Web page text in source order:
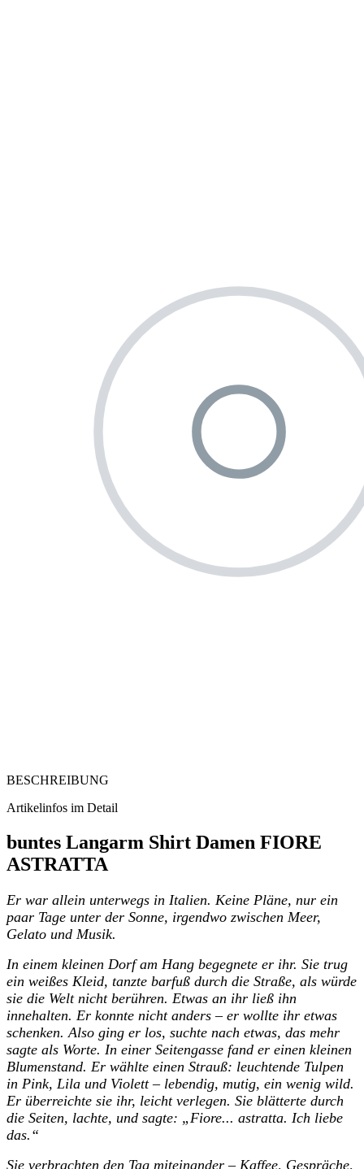
BESCHREIBUNG
Artikelinfos im Detail
buntes Langarm Shirt Damen FIORE
ASTRATTA
Er war allein unterwegs in Italien. Keine Pläne, nur ein
paar Tage unter der Sonne, irgendwo zwischen Meer,
Gelato und Musik.
In einem kleinen Dorf am Hang begegnete er ihr. Sie trug
ein weißes Kleid, tanzte barfuß durch die Straße, als würde
sie die Welt nicht berühren. Etwas an ihr ließ ihn
innehalten. Er konnte nicht anders – er wollte ihr etwas
schenken. Also ging er los, suchte nach etwas, das mehr
sagte als Worte. In einer Seitengasse fand er einen kleinen
Blumenstand. Er wählte einen Strauß: leuchtende Tulpen
in Pink, Lila und Violett – lebendig, mutig, ein wenig wild.
Er überreichte sie ihr, leicht verlegen. Sie blätterte durch
die Seiten, lachte, und sagte: „Fiore... astratta. Ich liebe
das.“
Sie verbrachten den Tag miteinander – Kaffee, Gespräche,